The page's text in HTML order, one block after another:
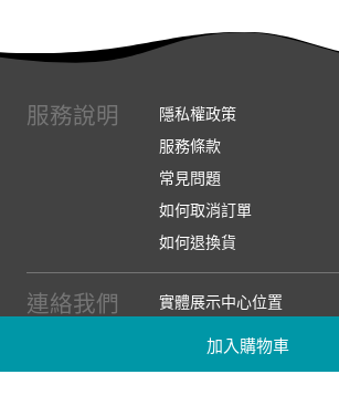
加入購物車
服務說明
隱私權政策
服務條款
常見問題
如何取消訂單
如何退換貨
連絡我們
實體展示中心位置
實體購物服務條款